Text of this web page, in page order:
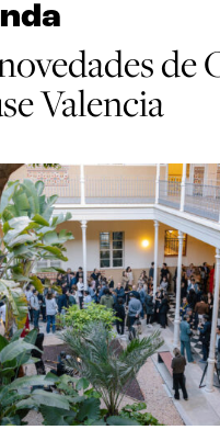
de
Valencia